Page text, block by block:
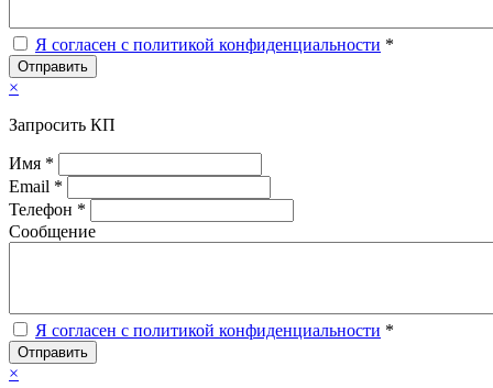
Я согласен с политикой конфиденциальности *
Отправить
×
Запросить КП
Имя *
Email *
Телефон *
Сообщение
Я согласен с политикой конфиденциальности *
Отправить
×